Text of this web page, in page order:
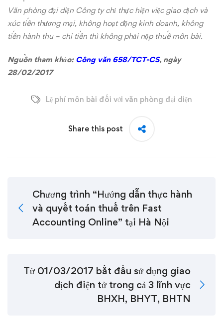
Văn phòng đại diện Công ty chỉ thực hiện việc giao dịch và
xúc tiến thương mại, không hoạt động kinh doanh, không
tiến hành thu – chi tiền thì không phải nộp thuế môn bài.
Nguồn tham khảo: Công văn 658/TCT-CS, ngày
28/02/2017
Lệ phí môn bài đối với văn phòng đại diện
Share this post
Chương trình “Hướng dẫn thực hành
và quyết toán thuế trên Fast
Accounting Online” tại Hà Nội
Từ 01/03/2017 bắt đầu sử dụng giao
dịch điện tử trong cả 3 lĩnh vực
BHXH, BHYT, BHTN